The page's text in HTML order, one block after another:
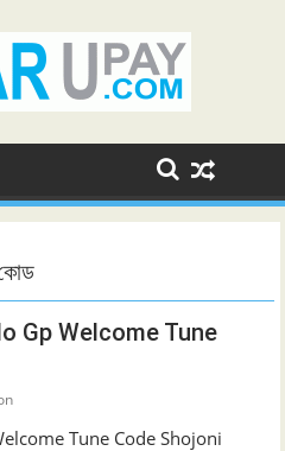
Gp Welcome Tune
Tune Code Shojoni